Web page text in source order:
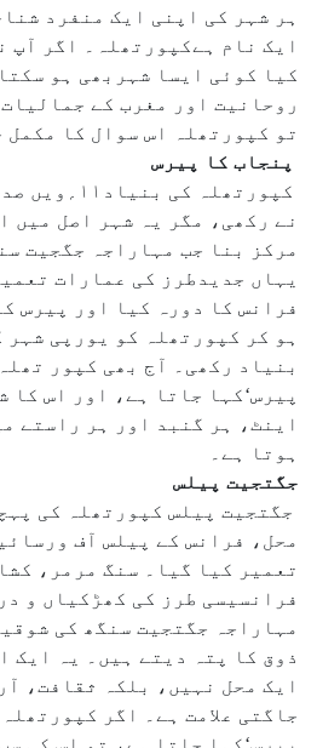
ہر شہر کی اپنی ایک منفرد
ایک نام ہےکپورتھلہ۔ اگر آپ
کیا کوئی ایسا شہربھی ہو
روحانیت اور مغرب کے
تو کپورتھلہ اس سوال کا مکمل
پنجاب کا پیرس
کپورتھلہ
نے رکھی، مگر یہ شہر اصل میں
یہاں جدیدطرز کی عمارات
فرانس کا دورہ کیا اور پیرس
ہو کر کپورتھلہ کو یورپی شہر
بنیاد رکھی۔ آج بھی کپور
پیرس‘کہا جاتا ہے، اور اس کا
اینٹ، ہر گنبد اور ہر راستے
ہوتا ہے۔
جگتجیت پیلس
جگتجیت پیلس کپورتھلہ کی
محل، فرانس کے پیلس آف
تعمیر کیا گیا۔ سنگ مرمر،
فرانسیسی طرز کی کھڑکیاں و
مہاراجہ جگتجیت سنگھ کی
ذوق کا پتہ دیتے ہیں۔ یہ ایک
ایک محل نہیں، بلکہ ثقافت،
جاگتی علامت ہے۔ اگر
پیرس‘کہا جاتا ہے، تو اس کی